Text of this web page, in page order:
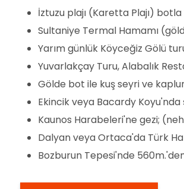
İztuzu plajı (Karetta Plajı)
Sultaniye Termal Hamamı
Yarım günlük Köyceğiz Gölü
Yuvarlakçay Turu, Alabalık
Gölde bot ile kuş seyri ve
Ekincik veya Bacardy Koyu'nda
Kaunos Harabeleri'ne gezi;
Dalyan veya Ortaca'da Türk
Bozburun Tepesi'nde